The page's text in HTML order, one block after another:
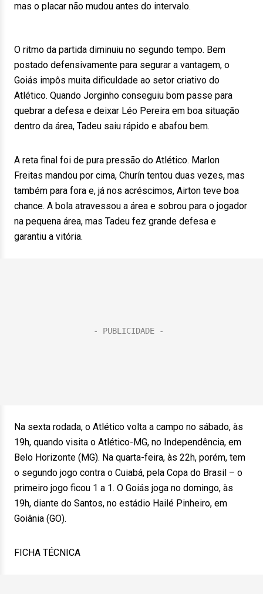
mas o placar não mudou antes do intervalo.
O ritmo da partida diminuiu no segundo tempo. Bem
postado defensivamente para segurar a vantagem, o
Goiás impôs muita dificuldade ao setor criativo do
Atlético. Quando Jorginho conseguiu bom passe para
quebrar a defesa e deixar Léo Pereira em boa situação
dentro da área, Tadeu saiu rápido e abafou bem.
A reta final foi de pura pressão do Atlético. Marlon
Freitas mandou por cima, Churín tentou duas vezes, mas
também para fora e, já nos acréscimos, Airton teve boa
chance. A bola atravessou a área e sobrou para o jogador
na pequena área, mas Tadeu fez grande defesa e
garantiu a vitória.
Na sexta rodada, o Atlético volta a campo no sábado, às
19h, quando visita o Atlético-MG, no Independência, em
Belo Horizonte (MG). Na quarta-feira, às 22h, porém, tem
o segundo jogo contra o Cuiabá, pela Copa do Brasil – o
primeiro jogo ficou 1 a 1. O Goiás joga no domingo, às
19h, diante do Santos, no estádio Hailé Pinheiro, em
Goiânia (GO).
FICHA TÉCNICA